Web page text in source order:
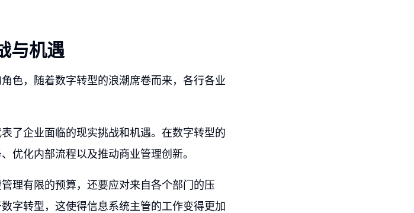
与机遇
色，随着数字转型的浪潮席卷而来，各行各业
了企业面临的现实挑战和机遇。在数字转型的
优化内部流程以及推动商业管理创新。
理有限的预算，还要应对来自各个部门的压
字转型，这使得信息系统主管的工作变得更加